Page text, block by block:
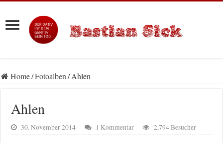
Home/Fotoalben/Ahlen
Ahlen
30. November 2014 1 Kommentar 2,794 Besucher